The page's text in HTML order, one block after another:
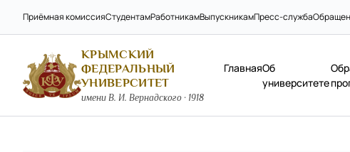
Приёмная комиссияСтудентамРаботникамВыпускникамПресс-служба
КРЫМСКИЙ
ФЕДЕРАЛЬНЫЙ
УНИВЕРСИТЕТ
имени В. И. Вернадского · 1918
ГлавнаяОб
университете